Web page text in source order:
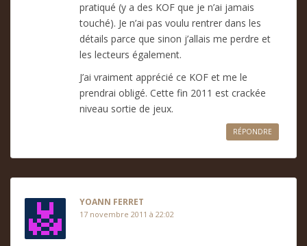
pratiqué (y a des KOF que je n’ai jamais
touché). Je n’ai pas voulu rentrer dans les
détails parce que sinon j’allais me perdre et
les lecteurs également.
J’ai vraiment apprécié ce KOF et me le
prendrai obligé. Cette fin 2011 est crackée
niveau sortie de jeux.
RÉPONDRE
YOANN FERRET
17 novembre 2011 à 22:02